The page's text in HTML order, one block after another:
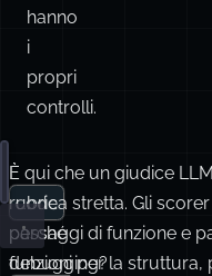
hanno
i
propri
controlli.
Read these logs and
È
code
perché
debugging?
È qui che un giudice
rubrica stretta. Gli
passaggi di funzione e
funzioni per la struttura,